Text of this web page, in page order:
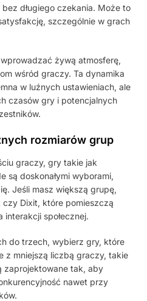
długiego czekania. Może to
szczególnie w grach
żywą atmosferę,
wśród graczy. Ta dynamika
w luźnych ustawieniach, ale
czasów gry i potencjalnych
rozmiarów grup
graczy, gry takie jak
są doskonałymi wyborami,
Jeśli masz większą grupę,
czy Dixit, które pomieszczą
interakcji społecznej.
do trzech, wybierz gry, które
z mniejszą liczbą graczy, takie
zaprojektowane tak, aby
nawet przy